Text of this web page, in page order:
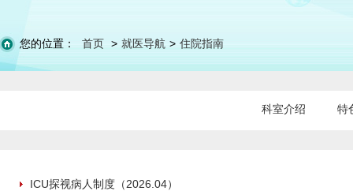
您的位置： 首页 > 就医导航 > 住院指南
科室介绍 特
ICU探视病人制度（2026.04）